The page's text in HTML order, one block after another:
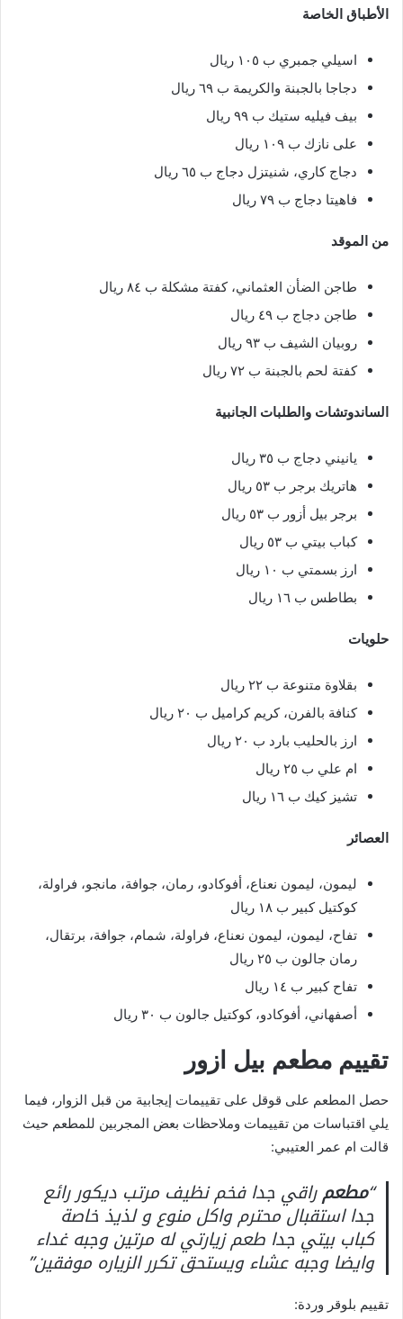
الأطباق الخاصة
اسيلي جمبري ب ١٠٥ ريال
دجاجا بالجبنة والكريمة ب ٦٩ ريال
بيف فيليه ستيك ب ٩٩ ريال
على نازك ب ١٠٩ ريال
دجاج كاري، شنيتزل دجاج ب ٦٥ ريال
فاهيتا دجاج ب ٧٩ ريال
من الموقد
طاجن الضأن العثماني، كفتة مشكلة ب ٨٤ ريال
طاجن دجاج ب ٤٩ ريال
روبيان الشيف ب ٩٣ ريال
كفتة لحم بالجبنة ب ٧٢ ريال
الساندوتشات والطلبات الجانبية
يانيني دجاج ب ٣٥ ريال
هاتريك برجر ب ٥٣ ريال
برجر بيل أزور ب ٥٣ ريال
كباب بيتي ب ٥٣ ريال
ارز بسمتي ب ١٠ ريال
بطاطس ب ١٦ ريال
حلويات
بقلاوة متنوعة ب ٢٢ ريال
كنافة بالفرن، كريم كراميل ب ٢٠ ريال
ارز بالحليب بارد ب ٢٠ ريال
ام علي ب ٢٥ ريال
تشيز كيك ب ١٦ ريال
العصائر
ليمون، ليمون نعناع، أفوكادو، رمان، جوافة، مانجو، فراولة،
كوكتيل كبير ب ١٨ ريال
تفاح، ليمون، ليمون نعناع، فراولة، شمام، جوافة، برتقال،
رمان جالون ب ٢٥ ريال
تفاح كبير ب ١٤ ريال
أصفهاني، أفوكادو، كوكتيل جالون ب ٣٠ ريال
تقييم مطعم بيل ازور
حصل المطعم على قوقل على تقييمات إيجابية من قبل الزوار، فيما
يلي اقتباسات من تقييمات وملاحظات بعض المجربين للمطعم حيث
قالت ام عمر العتيبي:
“مطعمراقي جدا فخم نظيف مرتب ديكور رائع
جدا استقبال محترم واكل منوع و لذيذ خاصة
كباب بيتي جدا طعم زيارتي له مرتين وجبه غداء
وايضا وجبه عشاء ويستحق تكرر الزياره موفقين”
تقييم بلوقر وردة: